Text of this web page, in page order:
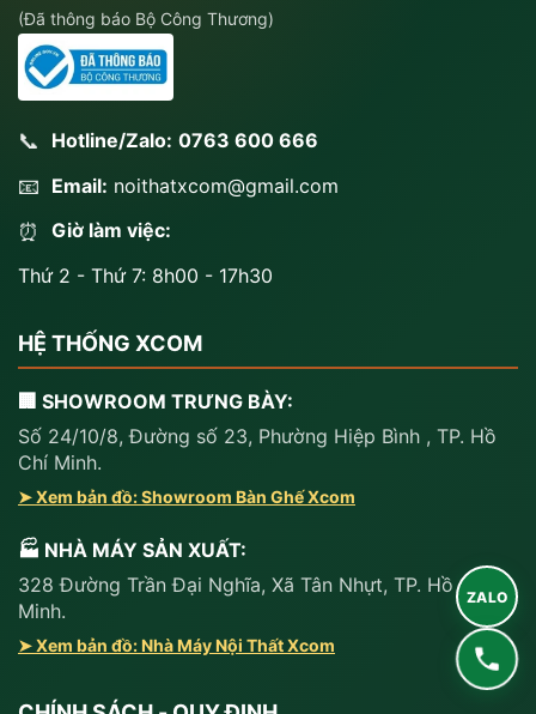
(Đã thông báo Bộ Công Thương)
📞 Hotline/Zalo: 0763 600 666
📧 Email: noithatxcom@gmail.com
⏰
Giờ làm việc:
Thứ 2 - Thứ 7: 8h00 - 17h30
HỆ THỐNG XCOM
🏢 SHOWROOM TRƯNG BÀY:
Số 24/10/8, Đường số 23, Phường Hiệp Bình , TP. Hồ
Chí Minh.
➤ Xem bản đồ: Showroom Bàn Ghế Xcom
🏭 NHÀ MÁY SẢN XUẤT:
328 Đường Trần Đại Nghĩa, Xã Tân Nhựt, TP. Hồ Chí
Minh.
➤ Xem bản đồ: Nhà Máy Nội Thất Xcom
ZALO